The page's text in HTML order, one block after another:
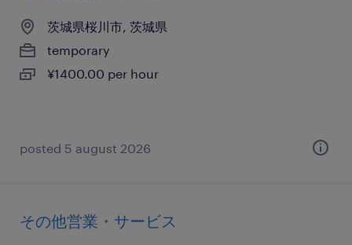
茨城県桜川市, 茨城県
temporary
¥1400.00 per hour
posted 5 august 2026
その他営業・サービス